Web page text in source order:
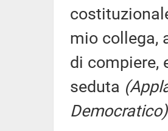
mio collega,
di compiere,
seduta